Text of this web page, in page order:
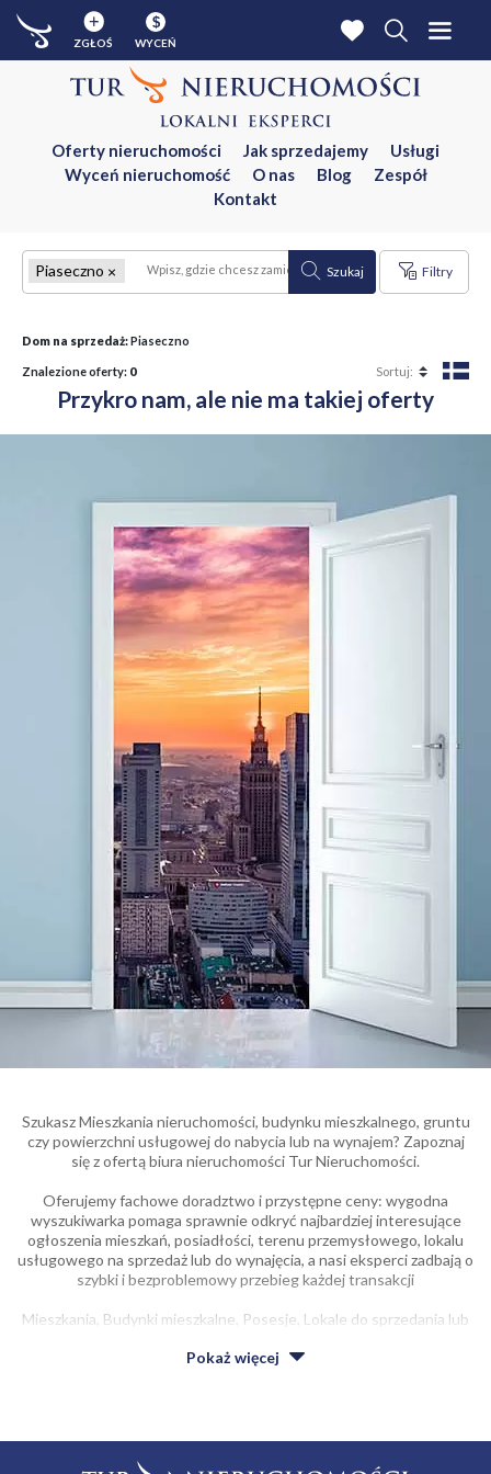
ZGŁOŚ
$
WYCEŃ
Oferty nieruchomości Jak sprzedajemy
Usługi
Wyceń nieruchomość
O nas Blog
Zespół
Kontakt
Piaseczno Szukaj Filtry
Dom na sprzedaż:Piaseczno
Znalezione oferty: 0
Przykro nam, ale nie ma takiej oferty
Szukasz Mieszkania nieruchomości, budynku mieszkalnego, gruntu
czy powierzchni usługowej do nabycia lub na wynajem? Zapoznaj
się z ofertą biura nieruchomości Tur Nieruchomości.
Oferujemy fachowe doradztwo i przystępne ceny: wygodna
wyszukiwarka pomaga sprawnie odkryć najbardziej interesujące
ogłoszenia mieszkań, posiadłości, terenu przemysłowego, lokalu
usługowego na sprzedaż lub do wynajęcia, a nasi eksperci zadbają o
szybki i bezproblemowy przebieg każdej transakcji
Mieszkania, Budynki mieszkalne, Posesje, Lokale do sprzedania lub
Niezależnie od tego, czy zależy ci na obszernym, czy raczej
Z usług naszego biura korzysta coraz więcej osób dysponujących
lokalami mieszkalnymi, budynkami mieszkalnymi do nabycia, lub do
Pokaż więcej